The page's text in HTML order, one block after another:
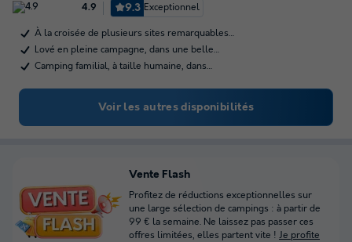
4.9 9.3 Exceptionnel
À la croisée de plusieurs sites remarquables…
Lové en pleine campagne, dans une belle…
Camping familial, à taille humaine, dans…
Voir les autres disponibilités
Vente Flash
Profitez de réductions exceptionnelles sur
une large sélection de campings : à partir de
99 € la semaine. Ne laissez pas passer ces
offres limitées, elles partent vite ! Je profite